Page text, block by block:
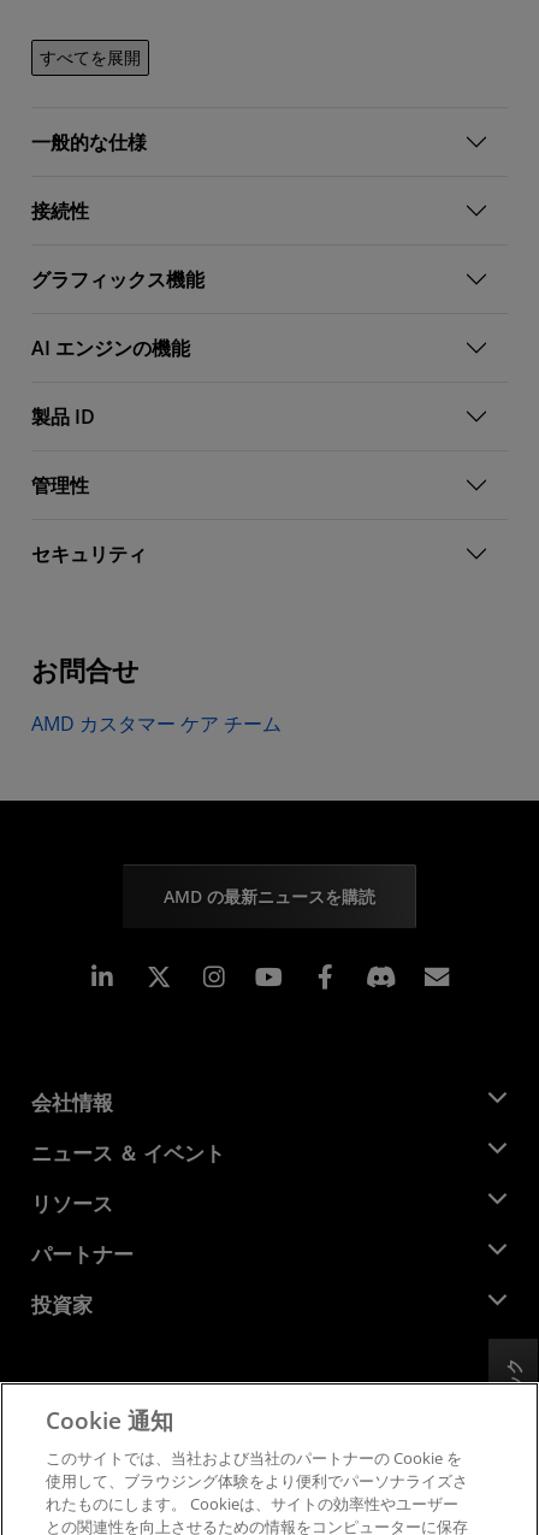
すべてを展開
一般的な仕様
接続性
グラフィックス機能
AI エンジンの機能
製品 ID
管理性
セキュリティ
お問合せ
AMD カスタマー ケア チーム
フィードバック
AMD の最新ニュースを購読
Linkedin Instagram Facebook
会社情報
AMD について
企業責任
キャリア
お問い合わせ
ニュース ＆ イベント
ニュースルーム
メディア ライブラリ
リソース
デベロッパー セントラル
ケース スタディ
パートナー
AMD パートナー ハブ
投資家
財務情報
取締役会
SEC 提出書類
プライバシー
商標
サプライ チェーンの透明性
Cookie 通知
このサイトでは、当社および当社のパートナーの Cookie を
使用して、ブラウジング体験をより便利でパーソナライズさ
れたものにします。 Cookieは、サイトの効率性やユーザー
との関連性を向上させるための情報をコンピューターに保存